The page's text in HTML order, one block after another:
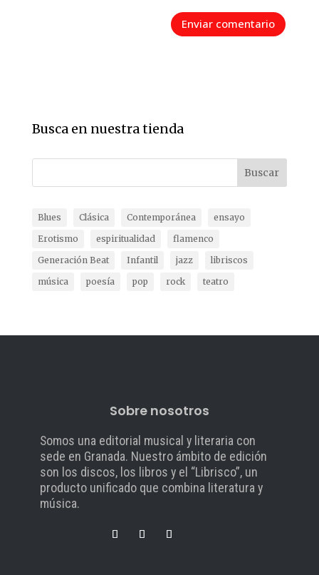
Busca en nuestra tienda
Buscar
Blues Clásica Contemporánea
ensayo
Erotismo
espiritualidad
flamenco
Generación Beat
Infantil jazz
libriscos
música
poesía pop rock teatro
Sobre nosotros
Somos una editorial musical y literaria con
sede en Granada. Nuestro ámbito de edición
son los discos, los libros y el “Librisco”, un
producto unificado que combina literatura y
música.